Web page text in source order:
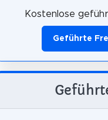
Kostenlose
Geführte